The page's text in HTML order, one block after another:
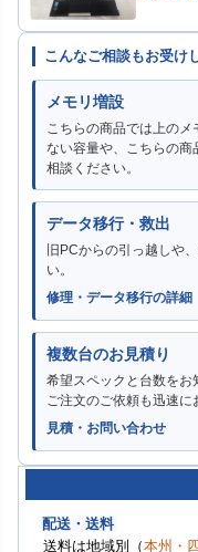
こんなご相談もお受け
メモリ増設
こちらの商品では上の
ない容量や、こちらの
相談ください。
データ移行・救出
旧PCからの引っ越しや
い。
修理・データ移行の詳細
複数台のお見積り
希望スペックと台数を
ご注文のご依頼も迅速に
見積・お問い合わせ
配送・送料
送料は地域別（本州・